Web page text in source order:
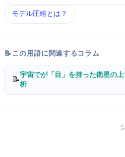
モデル圧縮 とは？
📝 この用語に関連するコラム
📝
宇宙でAIが「目」を持った — 衛星の上で
析